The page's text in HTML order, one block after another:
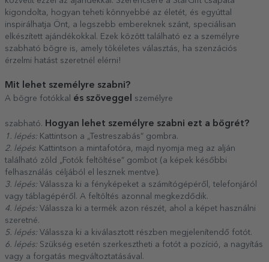
kigondolta, hogyan teheti könnyebbé az életét, és egyúttal
inspirálhatja Önt, a legszebb embereknek szánt, speciálisan
elkészített ajándékokkal. Ezek között található ez a személyre
szabható bögre is, amely tökéletes választás, ha szenzációs
érzelmi hatást szeretnél elérni!
Mit lehet személyre szabni?
A bögre fotókkal és szöveggel személyre
szabható. Hogyan lehet személyre szabni ezt a bögrét?
1. lépés: Kattintson a „Testreszabás” gombra.
2. lépés: Kattintson a mintafotóra, majd nyomja meg az alján
található zöld „Fotók feltöltése” gombot (a képek későbbi
felhasználás céljából el lesznek mentve).
3. lépés: Válassza ki a fényképeket a számítógépéről, telefonjáról
vagy táblagépéről. A feltöltés azonnal megkezdődik.
4. lépés: Válassza ki a termék azon részét, ahol a képet használni
szeretné.
5. lépés: Válassza ki a kiválasztott részben megjelenítendő fotót.
6. lépés: Szükség esetén szerkesztheti a fotót a pozíció, a nagyítás
vagy a forgatás megváltoztatásával.